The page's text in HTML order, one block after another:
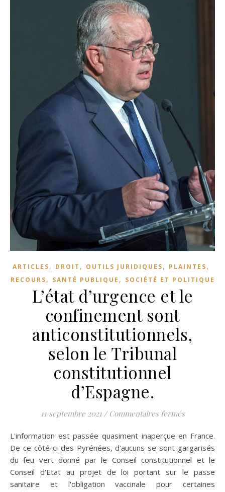
ARTICLES, DROIT , OUTILS JURIDIQUES, PLAINTES,
RECOURS, SANTÉ PUBLIQUE , SOCIÉTÉ ET POLITIQUE
L’état d’urgence et le
confinement sont
anticonstitutionnels,
selon le Tribunal
constitutionnel
d’Espagne.
11 septembre 2021 / Commentaires ferméssur L’état
L'information est passée quasiment inaperçue en France.
De ce côté-ci des Pyrénées, d'aucuns se sont gargarisés
du feu vert donné par le Conseil constitutionnel et le
Conseil d'Etat au projet de loi portant sur le passe
sanitaire et l'obligation vaccinale pour certaines